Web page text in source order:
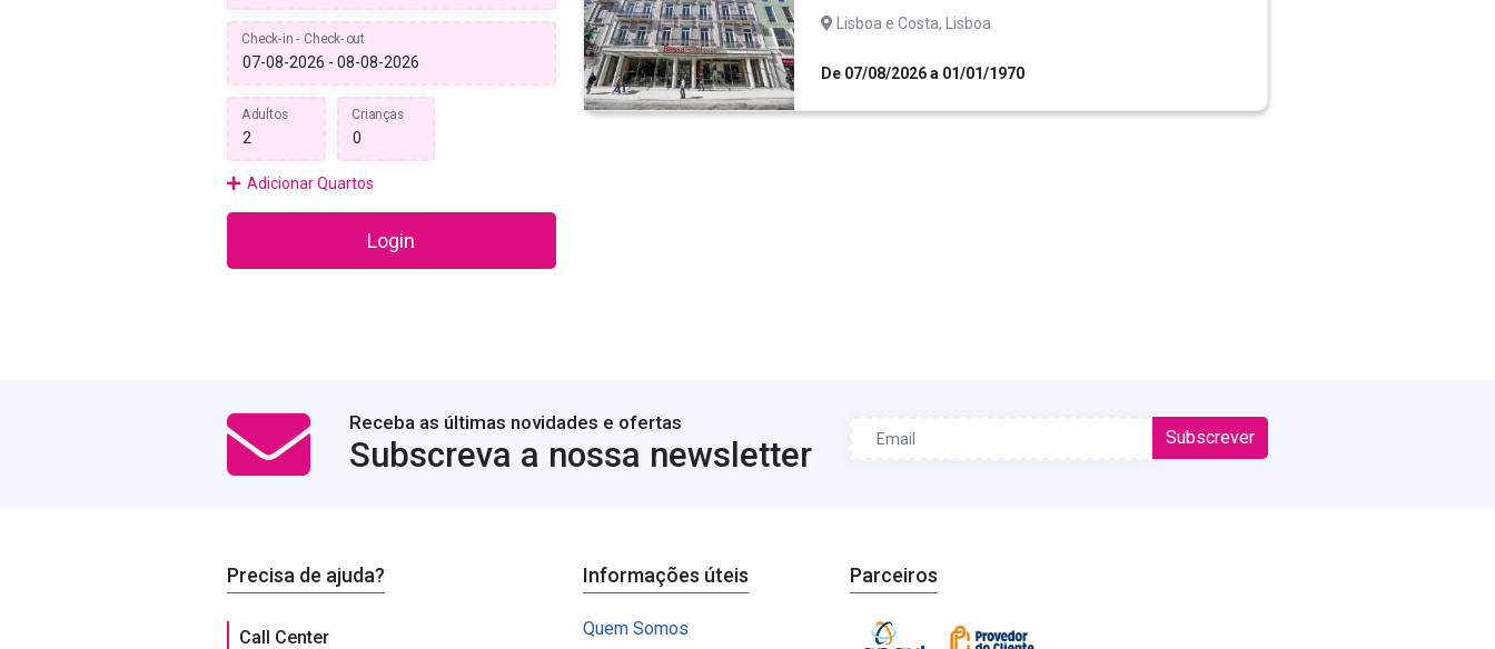
Check-in - Check-out
Adultos Crianças
Adicionar Quartos
Login
Lisboa e Costa, Lisboa
De 07/08/2026 a 01/01/1970
Receba as últimas novidades e ofertas
Subscreva a nossa newsletter Subscrever
Precisa de ajuda?
Call Center
Informações úteis
Quem Somos
Parceiros